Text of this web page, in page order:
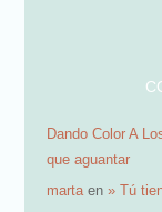
Dando Color A
que aguantar
martaen» Tú